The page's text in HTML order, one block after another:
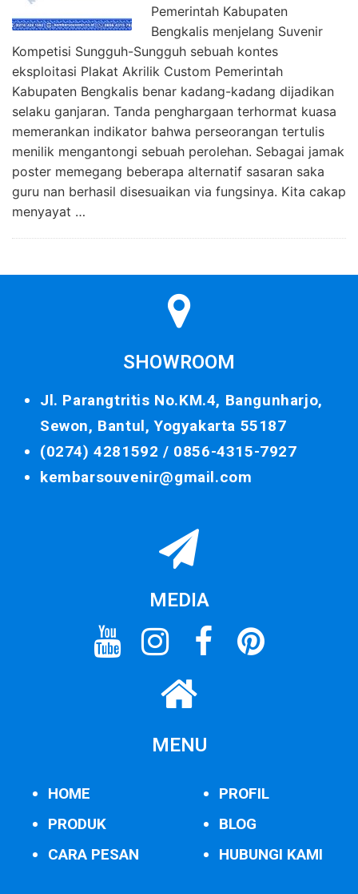
Pemerintah Kabupaten
Bengkalis menjelang Suvenir
Kompetisi Sungguh-Sungguh sebuah kontes
eksploitasi Plakat Akrilik Custom Pemerintah
Kabupaten Bengkalis benar kadang-kadang dijadikan
selaku ganjaran. Tanda penghargaan terhormat kuasa
memerankan indikator bahwa perseorangan tertulis
menilik mengantongi sebuah perolehan. Sebagai jamak
poster memegang beberapa alternatif sasaran saka
guru nan berhasil disesuaikan via fungsinya. Kita cakap
menyayat …
SHOWROOM
Jl. Parangtritis No.KM.4, Bangunharjo,
Sewon, Bantul, Yogyakarta 55187
(0274) 4281592 / 0856-4315-7927
kembarsouvenir@gmail.com
MEDIA
MENU
HOME
PRODUK
CARA PESAN
PROFIL
BLOG
HUBUNGI KAMI